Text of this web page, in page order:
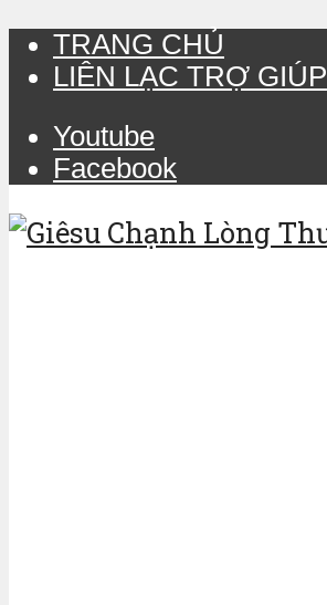
TRANG CHỦ
LIÊN LẠC TRỢ GIÚP
Youtube
Facebook